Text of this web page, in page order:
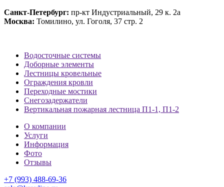
Санкт-Петербург: пр-кт Индустриальный, 29 к. 2а
Москва: Томилино, ул. Гоголя, 37 стр. 2
Водосточные системы
Доборные элементы
Лестницы кровельные
Ограждения кровли
Переходные мостики
Снегозадержатели
Вертикальная пожарная лестница П1-1, П1-2
О компании
Услуги
Информация
Фото
Отзывы
+7 (993) 488-69-36